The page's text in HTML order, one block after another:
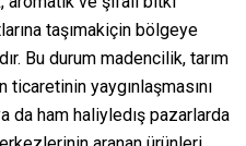
taşımakiçin bölgeye
Bu durum madencilik, tarım
yaygınlaşmasını
da ham haliyledış pazarlarda